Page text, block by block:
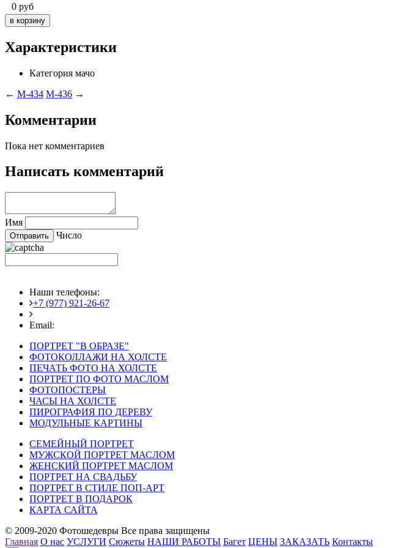
0 руб
Характеристики
Категория мачо
← M-434 M-436 →
Комментарии
Пока нет комментариев
Написать комментарий
Имя
Число
Наши телефоны:
+7 (977) 921-26-67
Email:
ПОРТРЕТ "В ОБРАЗЕ"
ФОТОКОЛЛАЖИ НА ХОЛСТЕ
ПЕЧАТЬ ФОТО НА ХОЛСТЕ
ПОРТРЕТ ПО ФОТО МАСЛОМ
ФОТОПОСТЕРЫ
ЧАСЫ НА ХОЛСТЕ
ПИРОГРАФИЯ ПО ДЕРЕВУ
МОДУЛЬНЫЕ КАРТИНЫ
СЕМЕЙНЫЙ ПОРТРЕТ
МУЖСКОЙ ПОРТРЕТ МАСЛОМ
ЖЕНСКИЙ ПОРТРЕТ МАСЛОМ
ПОРТРЕТ НА СВАДЬБУ
ПОРТРЕТ В СТИЛЕ ПОП-АРТ
ПОРТРЕТ В ПОДАРОК
КАРТА САЙТА
© 2009-2020 Фотошедевры Все права защищены
Главная О нас УСЛУГИ Сюжеты НАШИ РАБОТЫ Багет ЦЕНЫ ЗАКАЗАТЬ Контакты